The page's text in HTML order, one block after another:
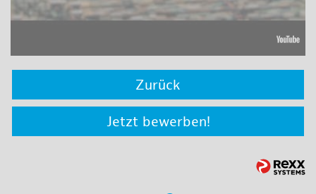
Zurück
Jetzt bewerben!